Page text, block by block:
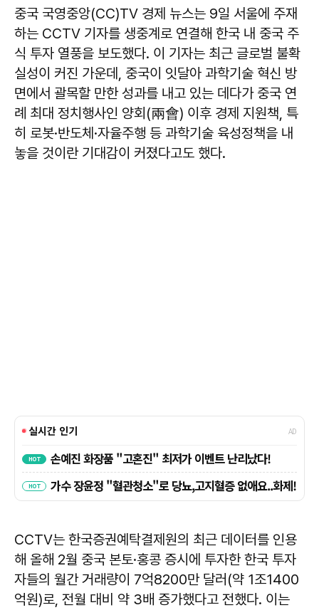
중국 국영중앙(CC)TV 경제 뉴스는 9일 서울에 주재
하는 CCTV 기자를 생중계로 연결해 한국 내 중국 주
식 투자 열풍을 보도했다. 이 기자는 최근 글로벌 불확
실성이 커진 가운데, 중국이 잇달아 과학기술 혁신 방
면에서 괄목할 만한 성과를 내고 있는 데다가 중국 연
례 최대 정치행사인 양회(兩會) 이후 경제 지원책, 특
히 로봇·반도체·자율주행 등 과학기술 육성정책을 내
놓을 것이란 기대감이 커졌다고도 했다.
CCTV는 한국증권예탁결제원의 최근 데이터를 인용
해 올해 2월 중국 본토·홍콩 증시에 투자한 한국 투자
자들의 월간 거래량이 7억8200만 달러(약 1조1400
억원)로, 전월 대비 약 3배 증가했다고 전했다. 이는